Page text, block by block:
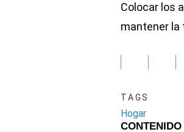
Colocar los
mantener la
TAGS
Hogar